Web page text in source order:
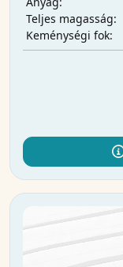
Teljes magasság:
Keménységi fok: